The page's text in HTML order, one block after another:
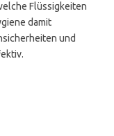
Flüssigkeiten
damit
und